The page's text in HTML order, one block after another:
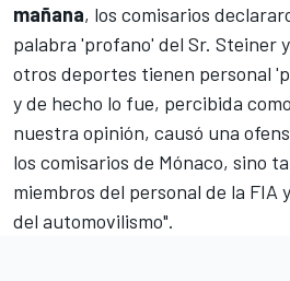
mañana, los comisarios
palabra 'profano' del Sr. Steiner
otros deportes tienen personal
y de hecho lo fue, percibida
nuestra opinión, causó una
los comisarios de Mónaco, sino
miembros del personal de la FIA
del automovilismo".